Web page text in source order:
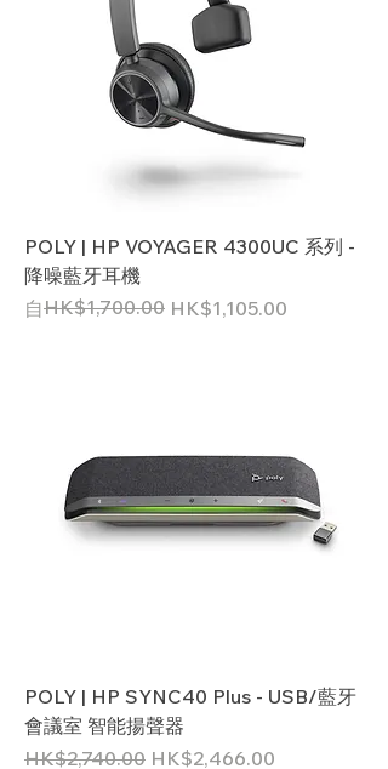
POLY | HP VOYAGER 4300UC 系列 -
降噪藍牙耳機
自
一般價格
HK$1,700.00 HK$1,105.00
促銷價格
POLY | HP SYNC40 Plus - USB/藍牙
會議室 智能揚聲器
一般價格
HK$2,740.00 促銷價格
HK$2,466.00